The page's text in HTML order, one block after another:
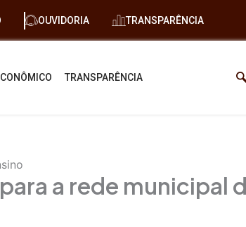
OUVIDORIA TRANSPARÊNCIA
TRANSPARÊNCIA
a rede municipal